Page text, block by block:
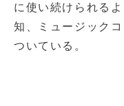
に使い続けられる
知、ミュージック
ついている。